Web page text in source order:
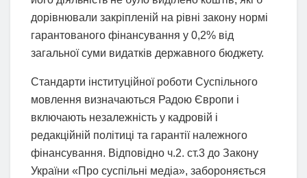
дорівнювали закріпленій на рівні закону нормі
гарантованого фінансування у 0,2% від
загальної суми видатків державного бюджету.
Стандарти інституційної роботи Суспільного
мовлення визначаються Радою Європи і
включають незалежність у кадровій і
редакційній політиці та гарантії належного
фінансування. Відповідно ч.2. ст.3 до Закону
України «Про суспільні медіа», забороняється